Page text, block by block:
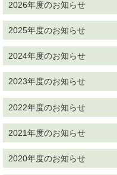
2026年度のお知らせ
2025年度のお知らせ
2024年度のお知らせ
2023年度のお知らせ
2022年度のお知らせ
2021年度のお知らせ
2020年度のお知らせ